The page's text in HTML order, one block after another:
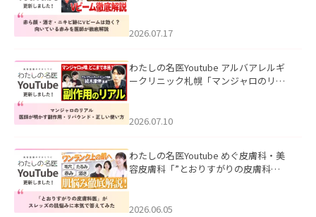
した。
2026.07.17
わたしの名医Youtube アルバアレルギ
ークリニック札幌「マンジャロのリア
た。
2026.07.10
わたしの名医Youtube めぐ皮膚科・美
容皮膚科「”とおりすがりの皮膚科
2026.06.05